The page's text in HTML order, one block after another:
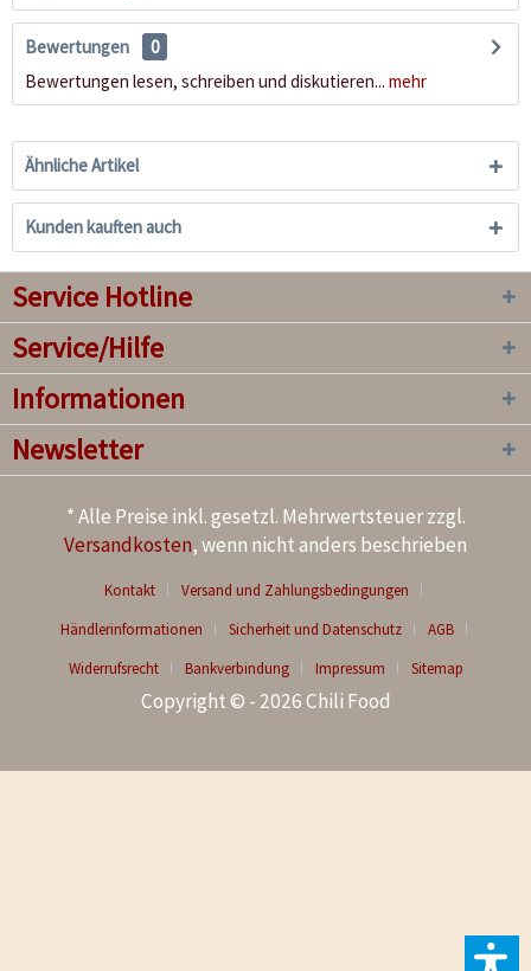
Bewertungen
0
Bewertungen lesen, schreiben und diskutieren... mehr
Ähnliche Artikel
Kunden kauften auch
Service Hotline
Service/Hilfe
Informationen
Newsletter
* Alle Preise inkl. gesetzl. Mehrwertsteuer zzgl.
Versandkosten, wenn nicht anders beschrieben
Kontakt
Versand und Zahlungsbedingungen
Händlerinformationen
Sicherheit und Datenschutz
AGB
Widerrufsrecht
Bankverbindung Impressum Sitemap
Copyright © - 2026 Chili Food